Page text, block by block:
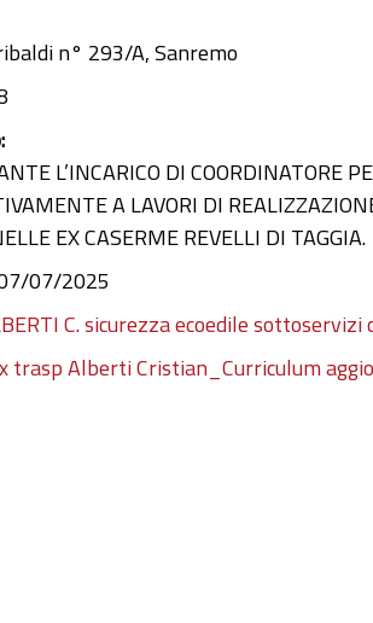
n° 293/A, Sanremo
L’INCARICO DI COORDINATORE
A LAVORI DI
EX CASERME REVELLI DI TAGGIA.
07/2025
C. sicurezza ecoedile
x trasp Alberti Cristian_Curriculum